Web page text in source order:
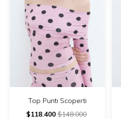
Top Punti Scoperti
$118.400$148.000